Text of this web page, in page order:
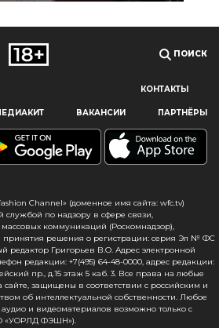
cookie и похожие технологии,
персонализированную
предпочтения в области
свое согласие на использование
с настоящим уведомлением
файлов. Если вы не согласны
данный тип файлов,
образом установить
или не использовать сайт wfc.tv
ПОИСК
КОНТАКТЫ
ВАКАНСИИ ПАРТНЁРЫ
Channel» (доменное имя сайта: wfc.tv)
службой по надзору в сфере связи,
коммуникаций (Роскомнадзор),
принятия решения о регистрации: серия Эл № ФС
редактор Григорьев В.О. Адрес электронной
редакции: +7(495) 64-48-0000, адрес редакции:
пр., д.15 этаж 5 каб. 3. Все права на любые
защищены в соответствии с российским и
об интеллектуальной собственности. Любое
аудио и видеоматериалов возможно только с
«УОРЛД ФЭШН»).